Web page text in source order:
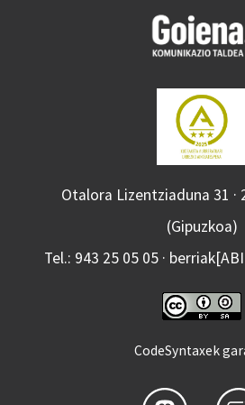
Otalora Lizentziaduna 31 ·
(Gipuzkoa)
Tel.: 943 25 05 05 ·
CodeSyntaxek